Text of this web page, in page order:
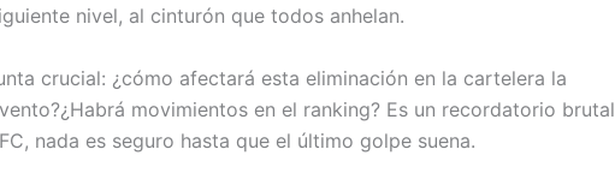
nivel, al cinturón que todos anhelan.
crucial: ¿cómo afectará esta eliminación en la cartelera la
movimientos en el ranking? Es un recordatorio brutal
nada es seguro hasta que el último golpe suena.